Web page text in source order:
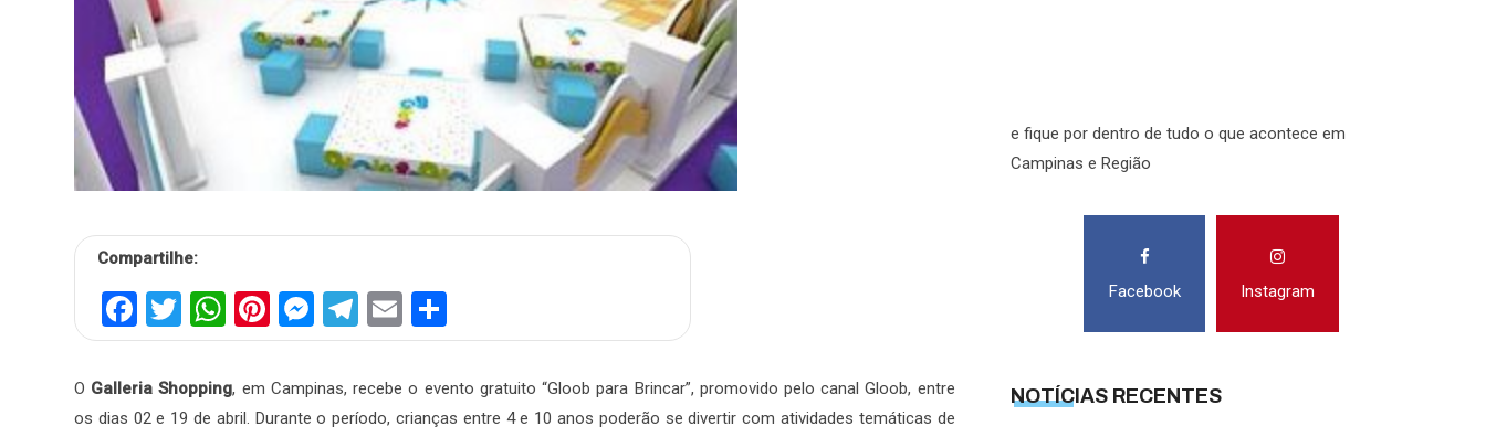
Compartilhe:
Facebook
Twitter
WhatsApp
Pinterest
Messenger
Telegram
Email
O Galleria Shopping, em Campinas, recebe o evento gratuito “Gloob para Brincar”, promovido pelo canal Gloob, entre
os dias 02 e 19 de abril. Durante o período, crianças entre 4 e 10 anos poderão se divertir com atividades temáticas de
e fique por dentro de tudo o que acontece em
Campinas e Região
Facebook Instagram
NOTÍCIAS RECENTES